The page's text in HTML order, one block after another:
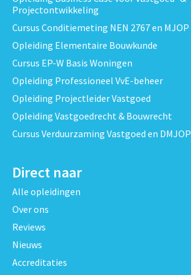
Projectontwikkeling
Cursus Conditiemeting NEN 2767 en MJOP
Opleiding Elementaire Bouwkunde
Cursus EP-W Basis Woningen
Opleiding Professioneel VvE-beheer
Opleiding Projectleider Vastgoed
Opleiding Vastgoedrecht & Bouwrecht
Cursus Verduurzaming Vastgoed en DMJOP
Direct naar
Alle opleidingen
Over ons
Reviews
Nieuws
Accreditaties